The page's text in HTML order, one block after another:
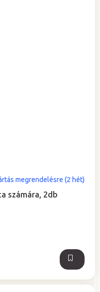
számára, 2db
megrendelésre (2 hét)